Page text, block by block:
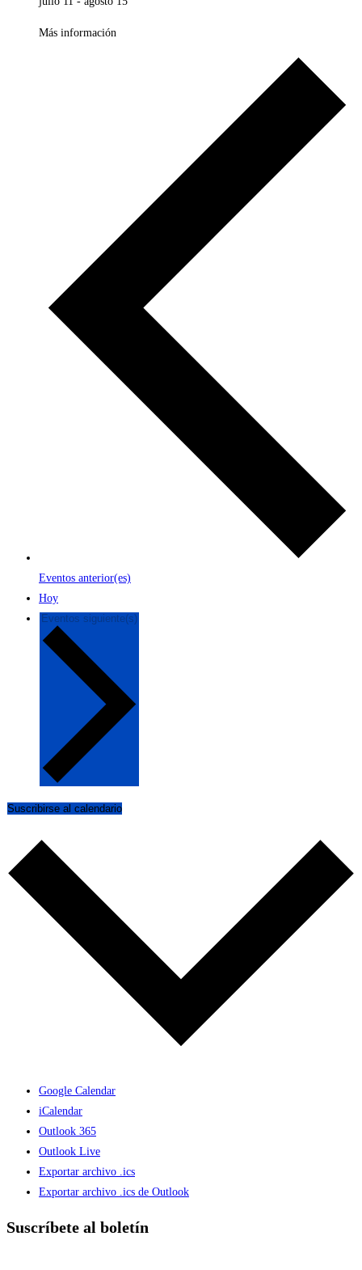
Más información
Eventos anterior(es)
Hoy
Eventos siguiente(s)
Suscribirse al calendario
Google Calendar
iCalendar
Outlook 365
Outlook Live
Exportar archivo .ics
Exportar archivo .ics de Outlook
Suscríbete al boletín